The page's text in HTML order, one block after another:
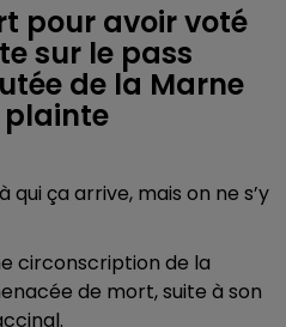
pour avoir voté
sur le pass
de la Marne
plainte
qui ça arrive, mais on ne s’y
circonscription de la
de mort, suite à son